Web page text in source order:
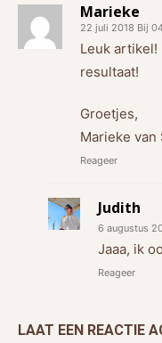
Marieke
22 juli 2018 Bij
Leuk artikel!
resultaat!
Groetjes,
Marieke van
Reageer
Judith
6 augustus
Jaaa, ik
Reageer
LAAT EEN REACTIE